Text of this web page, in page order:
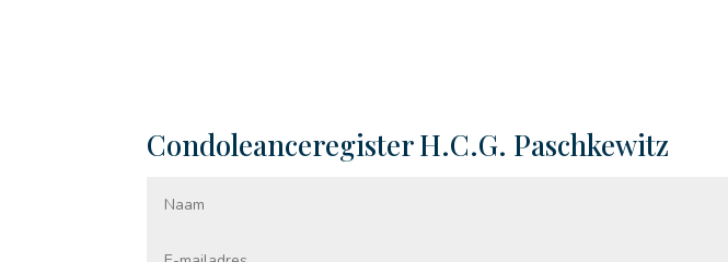
Condoleanceregister H.C.G. Paschkewitz